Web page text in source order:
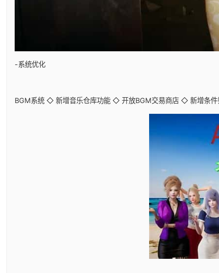
-系统优化
BGM系统 ◇ 新增音乐仓库功能 ◇ 开放BGM交易商店 ◇ 新增条件